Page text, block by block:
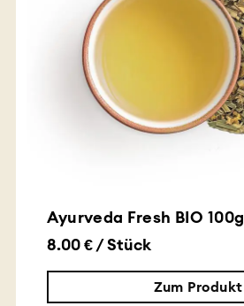
Ayurveda Fresh BIO 100g
8.00 € / Stück
Zum Produkt